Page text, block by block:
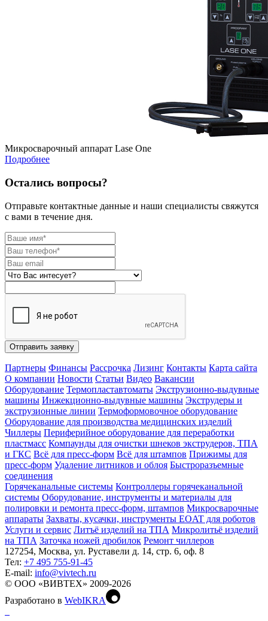
Микросварочный аппарат Lase One
Подробнее
Остались вопросы?
Отправьте контактные данные и наши специалисты свяжутся
с вами в течение дня.
Отправить заявку
Партнеры Финансы Рассрочка Лизинг Контакты Карта сайта
О компании Новости Статьи Видео Вакансии
Оборудование Термопластавтоматы Экструзионно-выдувные
машины Инжекционно-выдувные машины Экструдеры и
экструзионные линии Термоформовочное оборудование
Оборудование для производства медицинских изделий
Чиллеры Периферийное оборудование для переработки
пластмасс Компаунды для очистки шнеков экструдеров, ТПА
и ГКС Всё для пресс-форм Всё для штампов Прижимы для
пресс-форм Удаление литников и облоя Быстроразъемные
соединения
Горячеканальные системы Контроллеры горячеканальной
системы Оборудование, инструменты и материалы для
полировки и ремонта пресс-форм, штампов Микросварочные
аппараты Захваты, кусачки, инструменты EOAT для роботов
Услуги и сервис Литъё изделий на ТПА Микролитьё изделий
на ТПА Заточка ножей дробилок Ремонт чиллеров
127254, Москва, ул. Руставели д. 14, стр. 6, оф. 8
Тел: +7 495 755-91-45
Е-mail: info@vivtech.ru
© ООО «ВИВТЕХ» 2009-2026
Разработано в WebIKRA